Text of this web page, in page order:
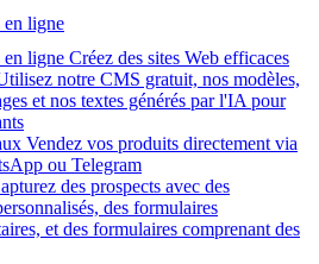
en ligne
en ligne Créez des sites Web efficaces
notre CMS gratuit, nos modèles,
et nos textes générés par l'IA pour
Vendez vos produits directement via
ou Telegram
des prospects avec des
des formulaires
et des formulaires comprenant des